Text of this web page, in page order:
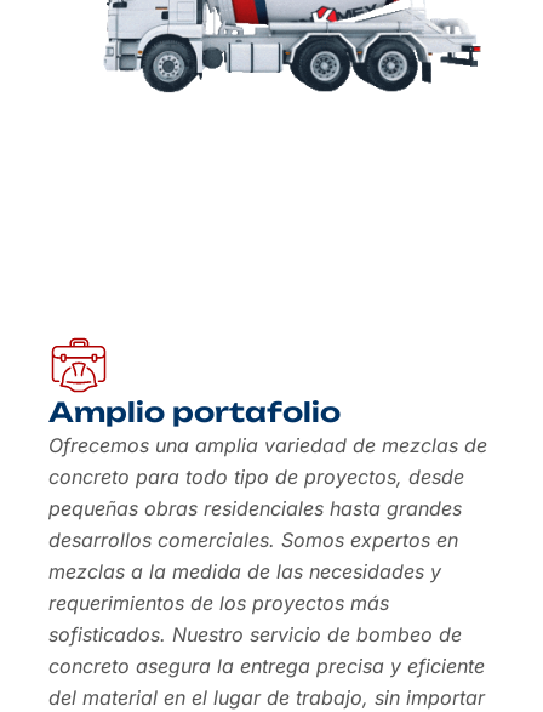
Amplio portafolio
Ofrecemos una amplia variedad de mezclas de
concreto para todo tipo de proyectos, desde
pequeñas obras residenciales hasta grandes
desarrollos comerciales. Somos expertos en
mezclas a la medida de las necesidades y
requerimientos de los proyectos más
sofisticados. Nuestro servicio de bombeo de
concreto asegura la entrega precisa y eficiente
del material en el lugar de trabajo, sin importar